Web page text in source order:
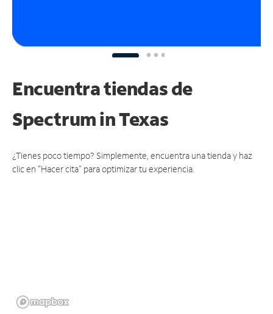
Encuentra tiendas de
Spectrumin Texas
¿Tienes poco tiempo? Simplemente, encuentra una tienda y haz
clic en "Hacer cita" para optimizar tu experiencia.